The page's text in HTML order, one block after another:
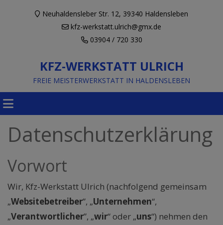
Neuhaldensleber Str. 12, 39340 Haldensleben
kfz-werkstatt.ulrich@gmx.de
03904 / 720 330
KFZ-WERKSTATT ULRICH
FREIE MEISTERWERKSTATT IN HALDENSLEBEN
Datenschutzerklärung
Vorwort
Wir, Kfz-Werkstatt Ulrich (nachfolgend gemeinsam
„Websitebetreiber”, „Unternehmen“,
„Verantwortlicher”, „wir“ oder „uns“) nehmen den